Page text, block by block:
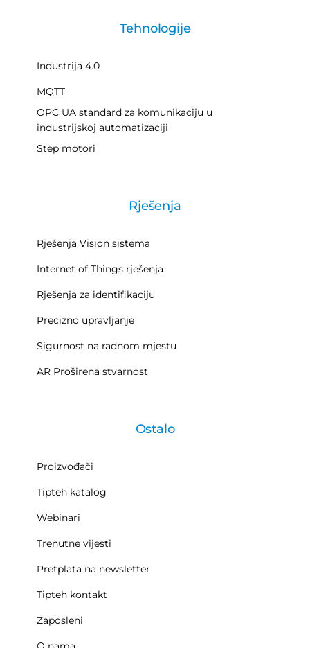
Tehnologije
Industrija 4.0
MQTT
OPC UA standard za komunikaciju u
industrijskoj automatizaciji
Step motori
Rješenja
Rješenja Vision sistema
Internet of Things rješenja
Rješenja za identifikaciju
Precizno upravljanje
Sigurnost na radnom mjestu
AR Proširena stvarnost
Ostalo
Proizvođači
Tipteh katalog
Webinari
Trenutne vijesti
Pretplata na newsletter
Tipteh kontakt
Zaposleni